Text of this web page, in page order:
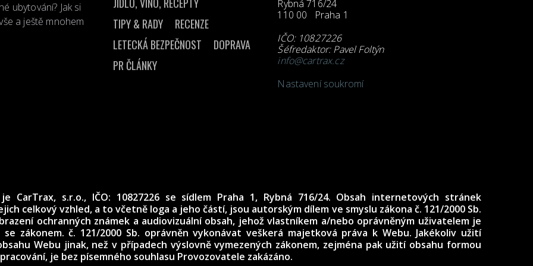
ubytování? Jak si
a ještě mnohem
TIPY & RADY
RECENZE
LETECKÁ BEZPEČNOST
DOPRAVA
PR ČLÁNKY
Rybná 716/24
110 00 Praha 1
IČO: 10827226
Šéfredaktor: Pavel Foltýn
info@cartrax.cz
Nastavení soukromí
CarTrax, s.r.o., IČO: 10827226 se sídlem Praha 1, Rybná 716/24. Obsah internetových stránek
celkový vzhled, a to včetně loga a jeho částí, jsou autorským dílem ve smyslu zákona č. 121/2000 Sb.
ochranných známek a audiovizuální obsah, jehož vlastníkem a/nebo oprávněným uživatelem je
zákonem. č. 121/2000 Sb. oprávněn vykonávat veškerá majetková práva k Webu. Jakékoliv užití
Webu jinak, než v případech výslovně vymezených zákonem, zejména pak užití obsahu formou
je bez písemného souhlasu Provozovatele zakázáno.